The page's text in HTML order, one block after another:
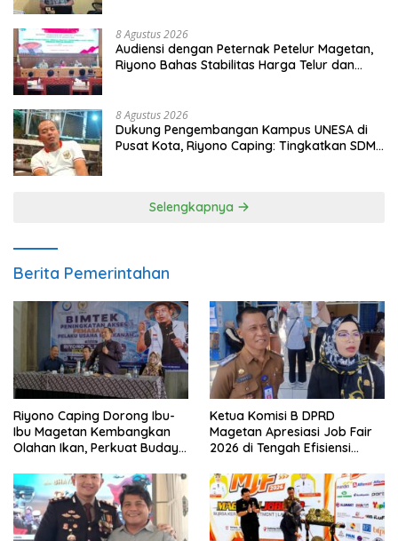
8 Agustus 2026
Audiensi dengan Peternak Petelur Magetan,
Riyono Bahas Stabilitas Harga Telur dan
8 Agustus 2026
Dukung Pengembangan Kampus UNESA di
Pusat Kota, Riyono Caping: Tingkatkan SDM
Selengkapnya
Berita Pemerintahan
Riyono Caping Dorong Ibu-
Ibu Magetan Kembangkan
Olahan Ikan, Perkuat Budaya
Ketua Komisi B DPRD
Magetan Apresiasi Job Fair
2026 di Tengah Efisiensi